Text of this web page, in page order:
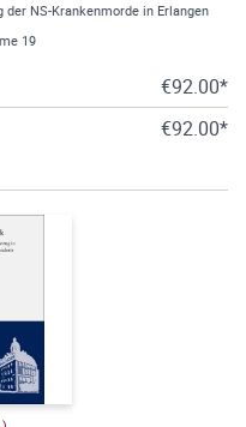
NS-Krankenmorde in Erlangen
19
€92.00*
€92.00*